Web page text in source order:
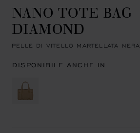
NANO TOTE BAG
DIAMOND
PELLE DI VITELLO MARTELLATA NERA
DISPONIBILE ANCHE IN